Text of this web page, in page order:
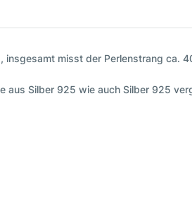
insgesamt misst der Perlenstrang ca.
aus Silber 925 wie auch Silber 925